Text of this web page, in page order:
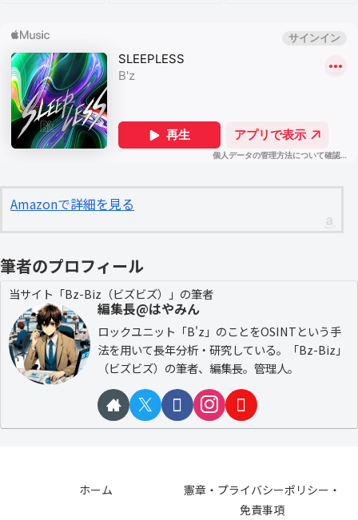
Amazonで詳細を見る
筆者のプロフィール
当サイト「Bz-Biz（ビズビズ）」の筆者
編集長@はやみん
ロックユニット「B'z」のことをOSINTという手
法を用いて長年分析・研究している。「Bz-Biz」
（ビズビズ）の筆者、編集長。管理人。
ホーム
憲章・プライバシーポリシー・
免責事項